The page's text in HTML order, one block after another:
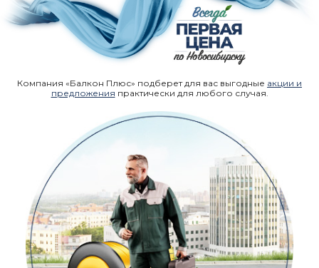
Компания «Балкон Плюс» подберет для вас выгодные акции и
предложения практически для любого случая.